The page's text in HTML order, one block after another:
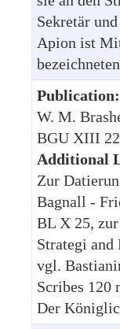
Sekretär
Apion ist
Publication:
W. M.
BGU XIII
Additional
Zur
Bagnall -
BL X 25,
Strategi and
vgl.
Scribes 120
Der